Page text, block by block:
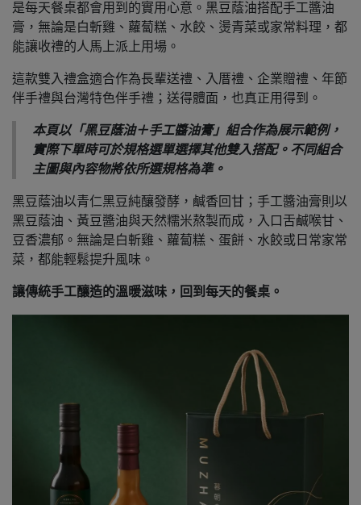
是每天餐桌都會用到的實用心意。黑豆蔭油搭配手工醬油
膏，無論是白斬雞、蘿蔔糕、水餃、燙青菜或家常料理，都
能讓收禮的人馬上派上用場。
這款雙入禮盒適合作為長輩送禮、入厝禮、企業贈禮、年節
伴手禮與台灣特色伴手禮；送得體面，也真正用得到。
本頁以「黑豆蔭油＋手工醬油膏」組合作為展示範例，
實際下單時可於規格選單選擇其他雙入搭配。不同組合
主圖與內容物將依所選規格為準。
黑豆蔭油以青仁黑豆純釀發酵，鹹香回甘；手工醬油膏則以
黑豆蔭油、黃豆醬油與天然糯米熬製而成，入口舌鹹喉甘、
豆香濃郁。無論是白斬雞、蘿蔔糕、蛋餅、水餃或日常家常
菜，都能輕鬆提升風味。
讓傳統手工釀造的溫暖滋味，回到每天的餐桌。